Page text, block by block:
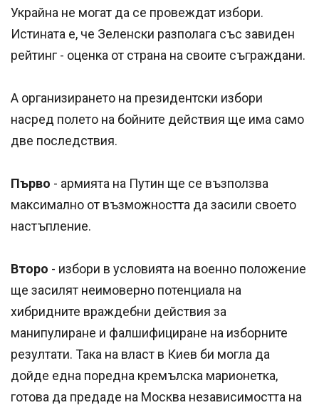
Украйна не могат да се провеждат избори.
Истината е, че Зеленски разполага със завиден
рейтинг - оценка от страна на своите съграждани.
А организирането на президентски избори
насред полето на бойните действия ще има само
две последствия.
Първо - армията на Путин ще се възползва
максимално от възможността да засили своето
настъпление.
Второ - избори в условията на военно положение
ще засилят неимоверно потенциала на
хибридните враждебни действия за
манипулиране и фалшифициране на изборните
резултати. Така на власт в Киев би могла да
дойде една поредна кремълска марионетка,
готова да предаде на Москва независимостта на